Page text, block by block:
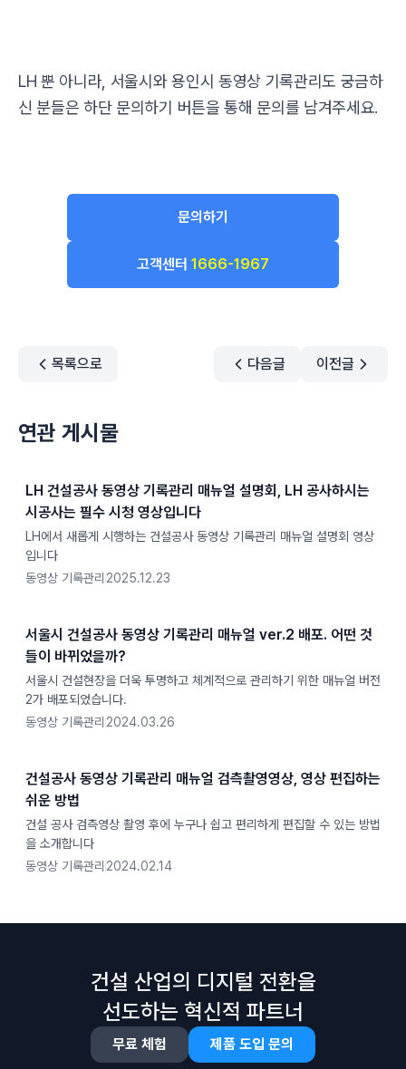
LH 뿐 아니라, 서울시와 용인시 동영상 기록관리도 궁금하
신 분들은 하단 문의하기 버튼을 통해 문의를 남겨주세요.
문의하기
고객센터 1666-1967
목록으로 다음글 이전글
연관 게시물
LH 건설공사 동영상 기록관리 매뉴얼 설명회, LH 공사하시는
시공사는 필수 시청 영상입니다
LH에서 새롭게 시행하는 건설공사 동영상 기록관리 매뉴얼 설명회 영상
입니다
동영상 기록관리 2025.12.23
서울시 건설공사 동영상 기록관리 매뉴얼 ver.2 배포. 어떤 것
들이 바뀌었을까?
서울시 건설현장을 더욱 투명하고 체계적으로 관리하기 위한 매뉴얼 버전
2가 배포되었습니다.
동영상 기록관리 2024.03.26
건설공사 동영상 기록관리 매뉴얼 검측촬영영상, 영상 편집하는
쉬운 방법
건설 공사 검측영상 촬영 후에 누구나 쉽고 편리하게 편집할 수 있는 방법
을 소개합니다
동영상 기록관리 2024.02.14
건설 산업의 디지털 전환을
선도하는 혁신적 파트너
무료 체험 제품 도입 문의